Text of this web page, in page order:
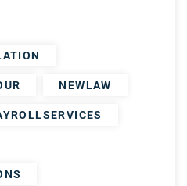
NEWLAW